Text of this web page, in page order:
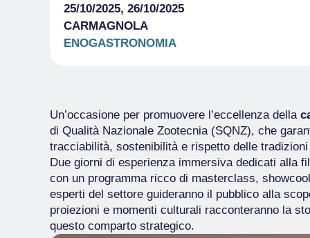
25/10/2025, 26/10/2025
CARMAGNOLA
ENOGASTRONOMIA
Un’occasione per promuovere l’eccellenza della
di Qualità Nazionale Zootecnia (SQNZ), che
tracciabilità, sostenibilità e rispetto delle
Due giorni di esperienza immersiva dedicati alla
con un programma ricco di masterclass,
esperti del settore guideranno il pubblico alla
proiezioni e momenti culturali racconteranno la
questo comparto strategico.